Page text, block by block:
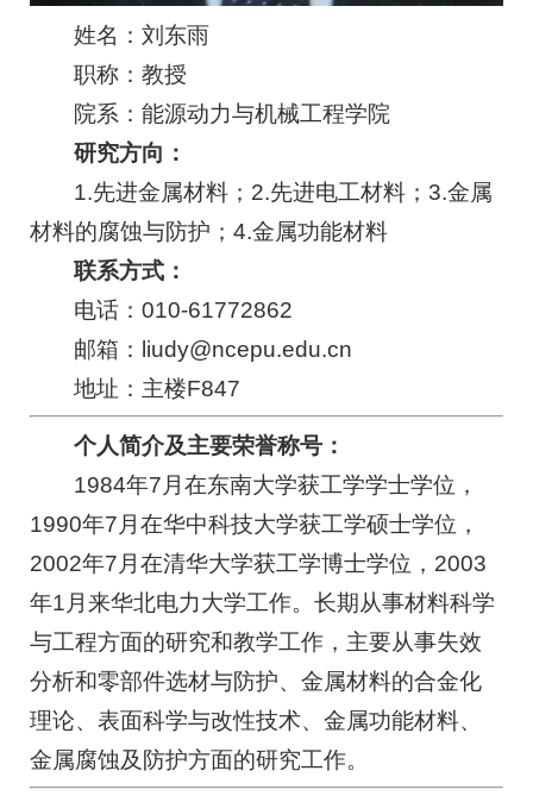
姓名：刘东雨
职称：教授
院系：能源动力与机械工程学院
研究方向：
1.先进金属材料；2.先进电工材料；3.金属
材料的腐蚀与防护；4.金属功能材料
联系方式：
电话：010-61772862
邮箱：liudy@ncepu.edu.cn
地址：主楼F847
个人简介及主要荣誉称号：
1984年7月在东南大学获工学学士学位，
1990年7月在华中科技大学获工学硕士学位，
2002年7月在清华大学获工学博士学位，2003
年1月来华北电力大学工作。长期从事材料科学
与工程方面的研究和教学工作，主要从事失效
分析和零部件选材与防护、金属材料的合金化
理论、表面科学与改性技术、金属功能材料、
金属腐蚀及防护方面的研究工作。